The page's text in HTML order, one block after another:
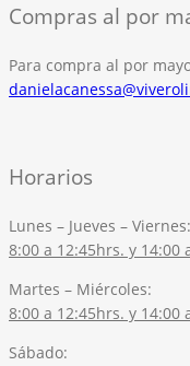
Compras al por
Para compra al por
Horarios
Lunes – Jueves – Viernes:
8:00 a 12:45hrs. y 14:00
Martes – Miércoles:
8:00 a 12:45hrs. y 14:00
Sábado: